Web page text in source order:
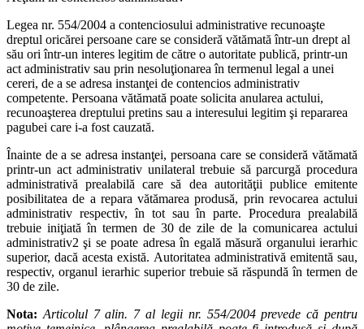
Legea nr. 554/2004 a contenciosului administrative recunoaşte
dreptul oricărei persoane care se consideră vătămată într-un drept al
său ori într-un interes legitim de către o autoritate publică, printr-un
act administrativ sau prin nesoluţionarea în termenul legal a unei
cereri, de a se adresa instanţei de contencios administrativ
competente. Persoana vătămată poate solicita anularea actului,
recunoaşterea dreptului pretins sau a interesului legitim şi repararea
pagubei care i-a fost cauzată.
Înainte de a se adresa instanţei, persoana care se consideră vătămată
printr-un act administrativ unilateral trebuie să parcurgă procedura
administrativă prealabilă care să dea autorităţii publice emitente
posibilitatea de a repara vătămarea produsă, prin revocarea actului
administrativ respectiv, în tot sau în parte. Procedura prealabilă
trebuie iniţiată în termen de 30 de zile de la comunicarea actului
administrativ2 şi se poate adresa în egală măsură organului ierarhic
superior, dacă acesta există. Autoritatea administrativă emitentă sau,
respectiv, organul ierarhic superior trebuie să răspundă în termen de
30 de zile.
Nota: Articolul 7 alin. 7 al legii nr. 554/2004 prevede că pentru